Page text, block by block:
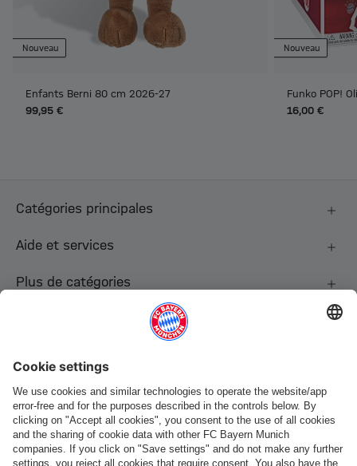
Nouveau
Enfants Berni 80 cm 2026-27
99,95 €
Nouveau
Funko POP!
16,00 €
Catégories principales
Aide et services
Plus de catégories
Paiement et livraison